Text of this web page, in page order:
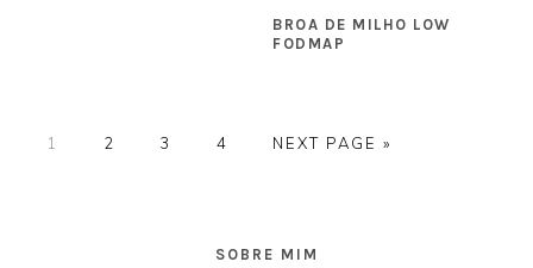
BROA DE MILHO LOW
FODMAP
GO
1
GO
2
GO
3
GO
4
GO
NEXT PAGE »
SOBRE MIM